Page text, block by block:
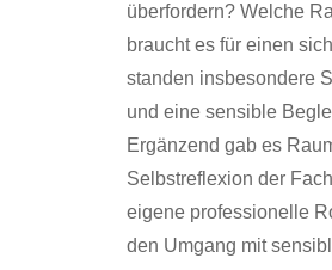
überfordern? Welche
braucht es für einen
standen insbesondere
und eine sensible
Ergänzend gab es
Selbstreflexion der
eigene professionelle
den Umgang mit